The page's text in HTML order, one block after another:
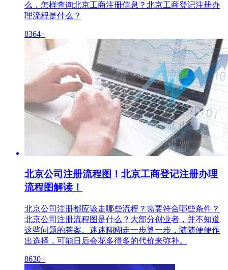
么，怎样查询北京工商注册信息？北京工商登记注册办
理流程是什么？
8364+
北京公司注册流程图！北京工商登记注册办理
流程图解读！
北京公司注册都应该走哪些流程？需要符合哪些条件？
北京公司注册流程图是什么？大部分创业者，并不知道
这些问题的答案。迷迷糊糊走一步算一步，随随便便作
出选择，可能日后会花多得多的代价来弥补。
8630+